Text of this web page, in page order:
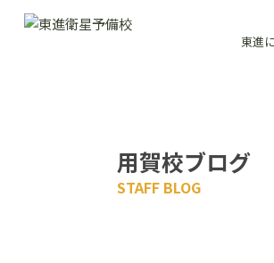
東進
用賀校ブログ
STAFF BLOG